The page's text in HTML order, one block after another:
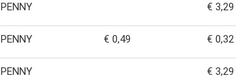
PENNY € 3,29
PENNY € 0,49 € 0,32
PENNY € 3,29